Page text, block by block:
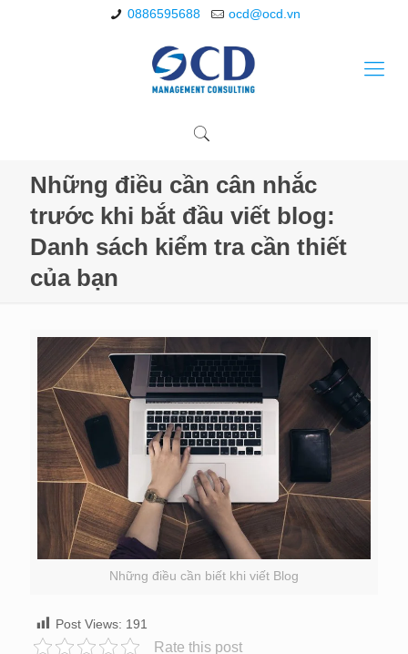
0886595688 ocd@ocd.vn
Những điều cần cân nhắc
trước khi bắt đầu viết blog:
Danh sách kiểm tra cần thiết
của bạn
Những điều cần biết khi viết Blog
Post Views: 191
Rate this post